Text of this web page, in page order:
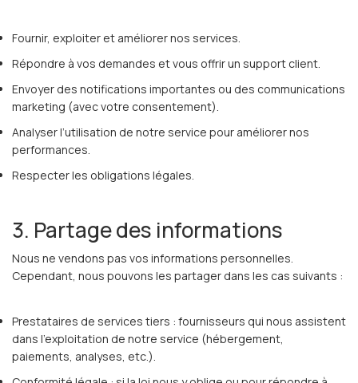
Fournir, exploiter et améliorer nos services.
Répondre à vos demandes et vous offrir un support client.
Envoyer des notifications importantes ou des communications
marketing (avec votre consentement).
Analyser l’utilisation de notre service pour améliorer nos
performances.
Respecter les obligations légales.
3. Partage des informations
Nous ne vendons pas vos informations personnelles.
Cependant, nous pouvons les partager dans les cas suivants :
Prestataires de services tiers : fournisseurs qui nous assistent
dans l’exploitation de notre service (hébergement,
paiements, analyses, etc.).